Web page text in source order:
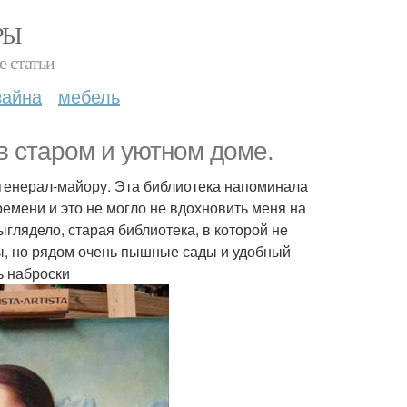
статьи
мебель
старом и уютном доме.
майору. Эта библиотека напоминала
и это не могло не вдохновить меня на
старая библиотека, в которой не
но рядом очень пышные сады и удобный
наброски